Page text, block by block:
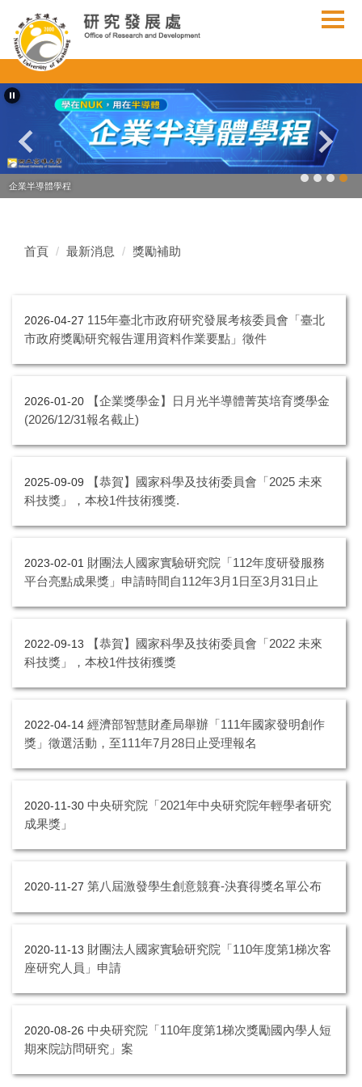
到
主
要
內
容
企業半導體學程
首頁 最新消息 獎勵補助
2026-04-27 115年臺北市政府研究發展考核委員會「臺北
市政府獎勵研究報告運用資料作業要點」徵件
2026-01-20
【企業獎學金】日月光半導體菁英培育獎學金
(2026/12/31報名截止)
2025-09-09
【恭賀】國家科學及技術委員會「2025 未來
科技獎」，本校1件技術獲獎.
2023-02-01 財團法人國家實驗研究院「112年度研發服務
平台亮點成果獎」申請時間自112年3月1日至3月31日止
2022-09-13
【恭賀】國家科學及技術委員會「2022 未來
科技獎」，本校1件技術獲獎
2022-04-14 經濟部智慧財產局舉辦「111年國家發明創作
獎」徵選活動，至111年7月28日止受理報名
2020-11-30 中央研究院「2021年中央研究院年輕學者研究
成果獎」
2020-11-27 第八屆激發學生創意競賽-決賽得獎名單公布
2020-11-13 財團法人國家實驗研究院「110年度第1梯次客
座研究人員」申請
2020-08-26 中央研究院「110年度第1梯次獎勵國內學人短
期來院訪問研究」案